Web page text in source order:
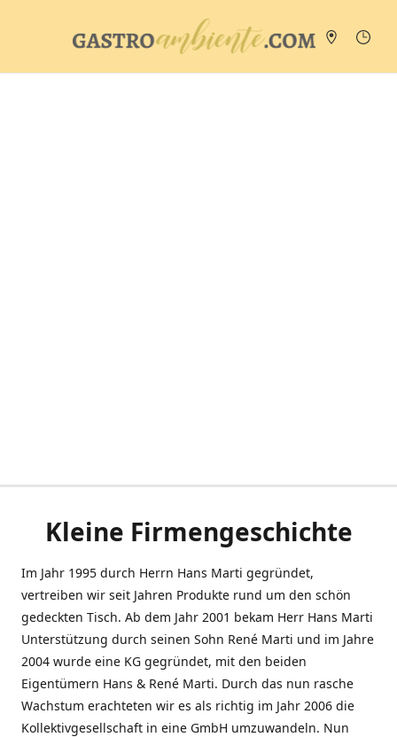
Kleine Firmengeschichte
Im Jahr 1995 durch Herrn Hans Marti gegründet,
vertreiben wir seit Jahren Produkte rund um den schön
gedeckten Tisch. Ab dem Jahr 2001 bekam Herr Hans Marti
Unterstützung durch seinen Sohn René Marti und im Jahre
2004 wurde eine KG gegründet, mit den beiden
Eigentümern Hans & René Marti. Durch das nun rasche
Wachstum erachteten wir es als richtig im Jahr 2006 die
Kollektivgesellschaft in eine GmbH umzuwandeln. Nun